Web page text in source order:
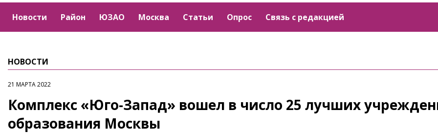
Новости Район ЮЗАО Москва Статьи Опрос Связь с редакцией
НОВОСТИ
21 МАРТА 2022
Комплекс «Юго-Запад» вошел в число 25 лучших
образования Москвы